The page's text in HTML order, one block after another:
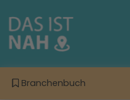
Branchenbuch